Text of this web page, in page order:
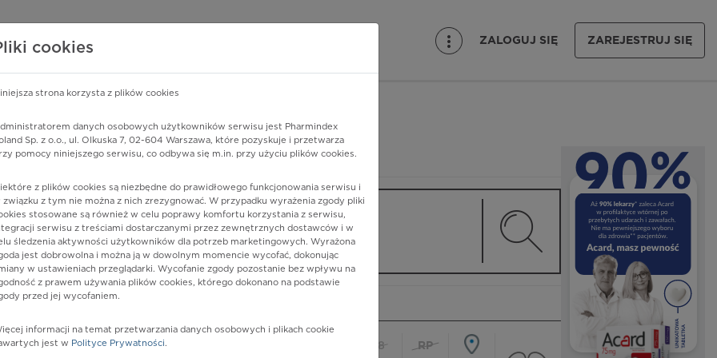
o lekach
PHARMINDEX ZALOGUJ SIĘ ZAREJESTRUJ SIĘ
Pharmindex
lider wiedzy o lekach
lub substancję czynną
Postać:syrop
18
RP
cookies
strona korzysta z plików cookies
danych osobowych użytkowników serwisu jest Pharmindex
Sp. z o.o., ul. Olkuska 7, 02-604 Warszawa, które pozyskuje i przetwarza
pomocy niniejszego serwisu, co odbywa się m.in. przy użyciu plików cookies.
z plików cookies są niezbędne do prawidłowego funkcjonowania serwisu i
związku z tym nie można z nich zrezygnować. W przypadku wyrażenia zgody pliki
stosowane są również w celu poprawy komfortu korzystania z serwisu,
serwisu z treściami dostarczanymi przez zewnętrznych dostawców i w
śledzenia aktywności użytkowników dla potrzeb marketingowych. Wyrażona
jest dobrowolna i można ją w dowolnym momencie wycofać, dokonując
w ustawieniach przeglądarki. Wycofanie zgody pozostanie bez wpływu na
z prawem używania plików cookies, którego dokonano na podstawie
przed jej wycofaniem.
informacji na temat przetwarzania danych osobowych i plikach cookie
jest w Polityce Prywatności.